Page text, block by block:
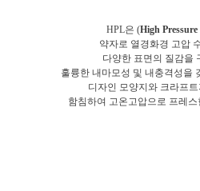
HPL은 (High
약자로 열경화경 고압
다양한 표면의 질감을
훌륭한 내마모성 및 내충격성을
디자인 모양지와 크라프트
함침하여 고온고압으로 프레